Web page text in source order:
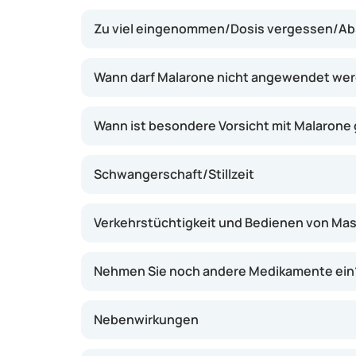
Risikogebiete reisen, oder Malaria zu
und in der Regel gut verträglich ist. Es kann
deutlich senken, bietet jedoch keine
Zu viel eingenommen/Dosis vergessen/
Wann darf Malarone nicht angewendet
Wann ist besondere Vorsicht mit
Schwangerschaft/Stillzeit
Verkehrstüchtigkeit und Bedienen von
Nehmen Sie noch andere Medikamente
Nebenwirkungen